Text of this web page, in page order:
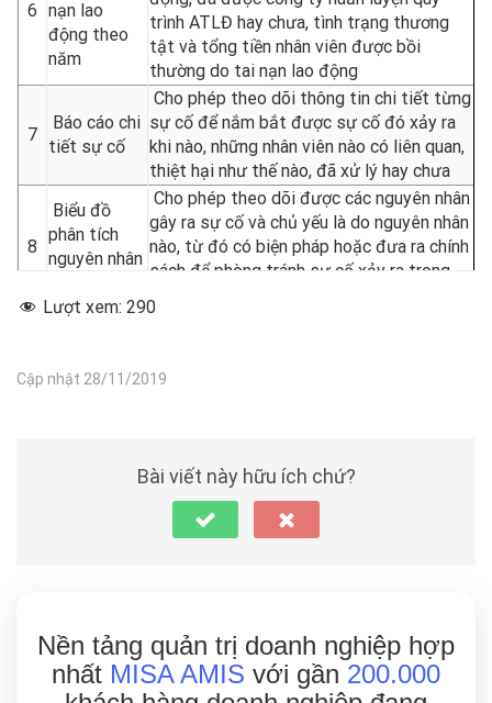
6 nạn lao
động theo
năm
trình ATLĐ hay chưa, tình trạng thương
tật và tổng tiền nhân viên được bồi
thường do tai nạn lao động
7
Báo cáo chi
tiết sự cố
Cho phép theo dõi thông tin chi tiết từng
sự cố để nắm bắt được sự cố đó xảy ra
khi nào, những nhân viên nào có liên quan,
thiệt hại như thế nào, đã xử lý hay chưa
8
Biểu đồ
phân tích
nguyên nhân
Cho phép theo dõi được các nguyên nhân
gây ra sự cố và chủ yếu là do nguyên nhân
nào, từ đó có biện pháp hoặc đưa ra chính
sách để phòng tránh sự cố xảy ra trong
đơn vị
9
Biểu đồ
cố theo loại
sự cố phát
loại Tai nạn lao động, có bao nhiêu sự cố
Lượt xem: 290
Cập nhật 28/11/2019
Bài viết này hữu ích chứ?
Nền tảng quản trị doanh nghiệp hợp
nhất MISA AMIS với gần 200.000